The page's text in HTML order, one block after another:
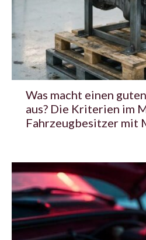
Was macht einen
aus? Die Kriterien im
Fahrzeugbesitzer mit